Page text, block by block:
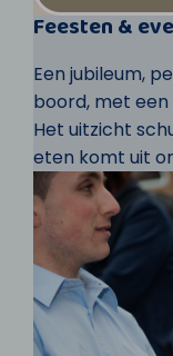
Feesten &
Een jubileum,
boord, met
Het uitzicht
eten komt uit